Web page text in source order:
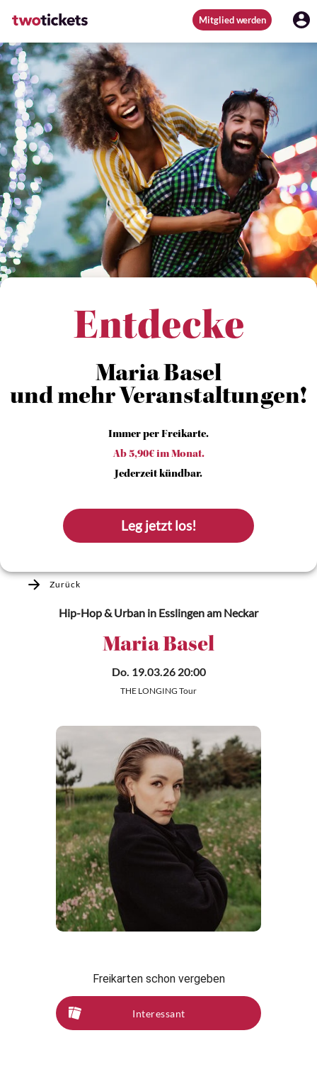
Mitglied werden
Entdecke
Maria Basel
und mehr Veranstaltungen!
Immer per Freikarte.
Ab 5,90€ im Monat.
Jederzeit kündbar.
Leg jetzt los!
Zurück
Hip-Hop & Urban in Esslingen am Neckar
Maria Basel
Do. 19.03.26 20:00
THE LONGING Tour
Freikarten schon vergeben
Interessant